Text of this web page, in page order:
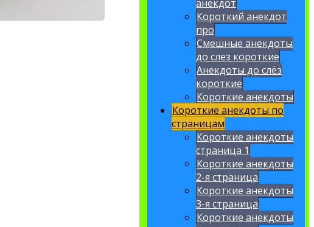
анекдот
Короткий анекдот
про
Смешные анекдоты
до слез короткие
Анекдоты до слёз
короткие
Короткие анекдоты
Короткие анекдоты по
страницам
Короткие анекдоты
страница 1
Короткие анекдоты
2-я страница
Короткие анекдоты
3-я страница
Короткие анекдоты